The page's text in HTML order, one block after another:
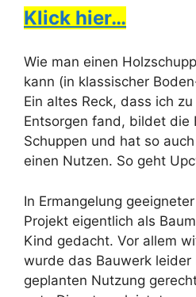
Klick hier…
Wie man einen
kann (in klassischer
Ein altes Reck, dass ich
Entsorgen fand, bildet die
Schuppen und hat so
einen Nutzen. So geht
In Ermangelung
Projekt eigentlich als
Kind gedacht. Vor allem
wurde das Bauwerk
geplanten Nutzung